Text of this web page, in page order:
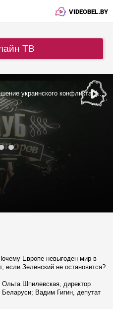
VIDEOBEL.BY
ТВ
Лукашенко в 2015-м предсказал решение украинского конфликта! | Кто против мирного договора? | «Квартал-95» – система для отмывания денег
Европе невыгоден мир в
если Зеленский не остановится?
Шпилевская, директор
Вадим Гигин, депутат